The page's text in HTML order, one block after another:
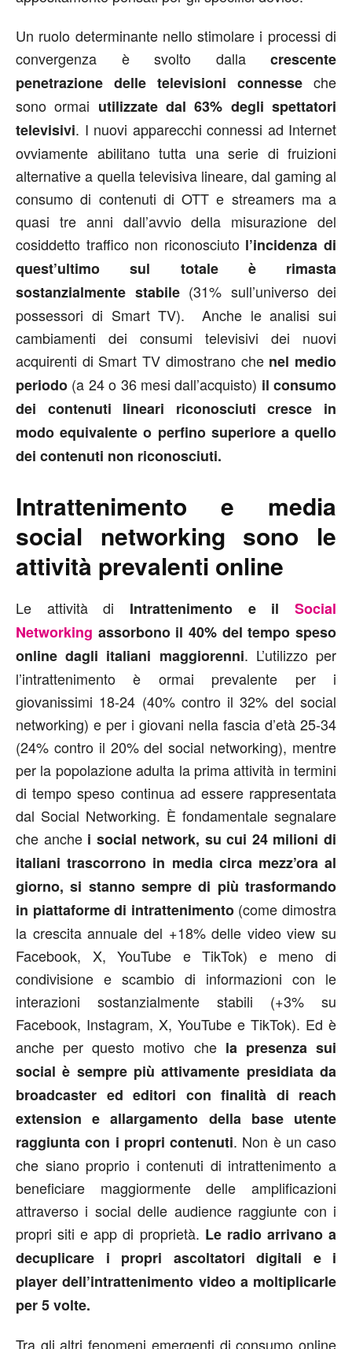
Un ruolo determinante nello stimolare i processi di
convergenza è svolto dalla crescente
penetrazione delle televisioni connesse che
sono ormai utilizzate dal 63% degli spettatori
televisivi. I nuovi apparecchi connessi ad Internet
ovviamente abilitano tutta una serie di fruizioni
alternative a quella televisiva lineare, dal gaming al
consumo di contenuti di OTT e streamers ma a
quasi tre anni dall’avvio della misurazione del
cosiddetto traffico non riconosciuto l’incidenza di
quest’ultimo sul totale è rimasta
sostanzialmente stabile(31% sull’universo dei
possessori di Smart TV). Anche le analisi sui
cambiamenti dei consumi televisivi dei nuovi
acquirenti di Smart TV dimostrano che nel medio
periodo (a 24 o 36 mesi dall’acquisto) il consumo
dei contenuti lineari riconosciuti cresce in
modo equivalente o perfino superiore a quello
dei contenuti non riconosciuti.
Intrattenimento e media
social networking sono le
attività prevalenti online
Le attività di Intrattenimento e il Social
Networking assorbono il 40% del tempo speso
online dagli italiani maggiorenni. L’utilizzo per
l’intrattenimento è ormai prevalente per i
giovanissimi 18-24 (40% contro il 32% del social
networking) e per i giovani nella fascia d’età 25-34
(24% contro il 20% del social networking), mentre
per la popolazione adulta la prima attività in termini
di tempo speso continua ad essere rappresentata
dal Social Networking. È fondamentale segnalare
che anche i social network, su cui 24 milioni di
italiani trascorrono in media circa mezz’ora al
giorno, si stanno sempre di più trasformando
in piattaforme di intrattenimento(come dimostra
la crescita annuale del +18% delle video view su
Facebook, X, YouTube e TikTok) e meno di
condivisione e scambio di informazioni con le
interazioni sostanzialmente stabili (+3% su
Facebook, Instagram, X, YouTube e TikTok). Ed è
anche per questo motivo che la presenza sui
social è sempre più attivamente presidiata da
broadcaster ed editori con finalità di reach
extension e allargamento della base utente
raggiunta con i propri contenuti. Non è un caso
che siano proprio i contenuti di intrattenimento a
beneficiare maggiormente delle amplificazioni
attraverso i social delle audience raggiunte con i
propri siti e app di proprietà. Le radio arrivano a
decuplicare i propri ascoltatori digitali e i
player dell’intrattenimento video a moltiplicarle
per 5 volte.
Tra gli altri fenomeni emergenti di consumo online